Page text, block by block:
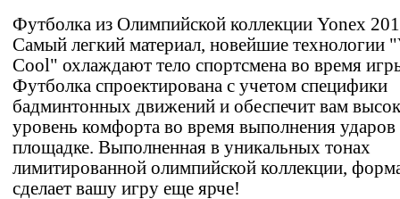
Футболка из Олимпийской коллекции Yonex
Самый легкий материал, новейшие технологии
Cool" охлаждают тело спортсмена во время
Футболка спроектирована с учетом специфики
бадминтонных движений и обеспечит вам
уровень комфорта во время выполнения ударов
площадке. Выполненная в уникальных тонах
лимитированной олимпийской коллекции,
сделает вашу игру еще ярче!